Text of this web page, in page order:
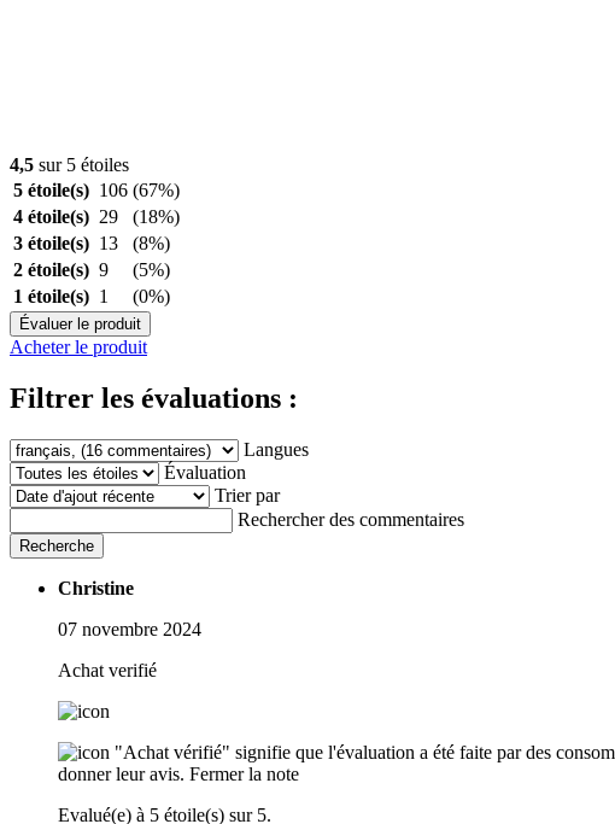
4,5 sur 5 étoiles
5 étoile(s) 106 (67%)
4 étoile(s) 29
(18%)
3 étoile(s) 13
(8%)
2 étoile(s) 9
(5%)
1 étoile(s) 1 (0%)
Évaluer le produit
Acheter le produit
Filtrer les évaluations :
Langues
Évaluation
Trier par
Rechercher des commentaires
Recherche
Christine
07 novembre 2024
Achat verifié
"Achat vérifié" signifie que l'évaluation a été faite par des
donner leur avis. Fermer la note
Evalué(e) à 5 étoile(s) sur 5.